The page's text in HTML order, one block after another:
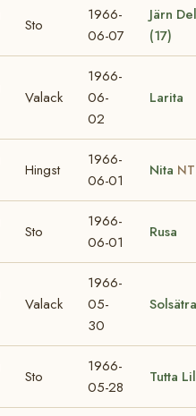
Sto
1966-
06-07
Järn
(17)
Valack
1966-
06-
02
Larita
Hingst
1966-
06-01
Nita
Sto
1966-
06-01
Rusa
Valack
1966-
05-
30
Solsätra
Sto
1966-
05-28
Tutta